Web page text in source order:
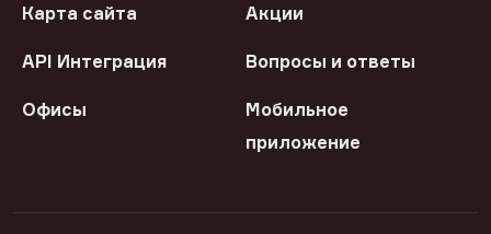
Карта сайта Акции
API Интеграция Вопросы и ответы
Офисы
Мобильное
приложение